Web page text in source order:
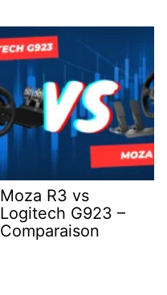
Moza R3 vs
Logitech G923 –
Comparaison